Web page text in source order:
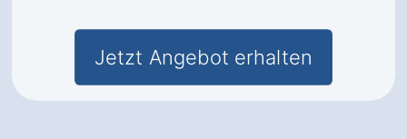
Jetzt Angebot erhalten